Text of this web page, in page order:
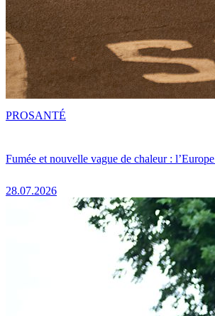
Fumée et nouvelle vague de chaleur :
28.07.2026
PROSANTÉ